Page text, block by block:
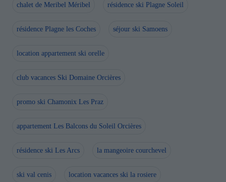
chalet de Meribel Méribel résidence ski Plagne Soleil
résidence Plagne les Coches séjour ski Samoens
location appartement ski orelle
club vacances Ski Domaine Orcières
promo ski Chamonix Les Praz
appartement Les Balcons du Soleil Orcières
résidence ski Les Arcs la mangeoire courchevel
ski val cenis location vacances ski la rosiere